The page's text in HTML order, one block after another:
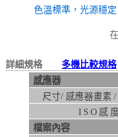
色溫標準，光源穩
詳細規格
多機比較規格
感應器
尺寸/ 感應器畫素 /
I S O 感
檔案內容